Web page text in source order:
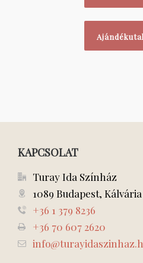
KAPCSOLAT
Turay Ida Színház
1089 Budapest,
+36 1 379 8236
+36 70 607 2620